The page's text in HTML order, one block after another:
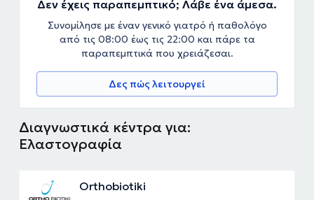
Δεν έχεις παραπεμπτικό; Λάβε ένα άμεσα.
Συνομίλησε με έναν γενικό γιατρό ή παθολόγο
από τις 08:00 έως τις 22:00 και πάρε τα
παραπεμπτικά που χρειάζεσαι.
Δες πώς λειτουργεί
Διαγνωστικά κέντρα για:
Ελαστογραφία
Orthobiotiki